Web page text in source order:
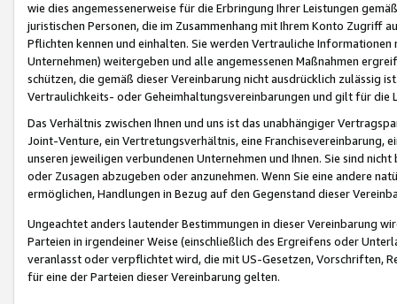
wie dies angemessenerweise für die Erbringung Ihrer Leistungen
juristischen Personen, die im Zusammenhang mit Ihrem Konto
Pflichten kennen und einhalten. Sie werden Vertrauliche
Unternehmen) weitergeben und alle angemessenen Maßnahmen
schützen, die gemäß dieser Vereinbarung nicht ausdrücklich zulässig
Vertraulichkeits- oder Geheimhaltungsvereinbarungen und gilt für die
Das Verhältnis zwischen Ihnen und uns ist das unabhängiger
Joint-Venture, ein Vertretungsverhältnis, eine Franchisevereinbarung,
unseren jeweiligen verbundenen Unternehmen und Ihnen. Sie sind
oder Zusagen abzugeben oder anzunehmen. Wenn Sie eine andere
ermöglichen, Handlungen in Bezug auf den Gegenstand dieser
Ungeachtet anders lautender Bestimmungen in dieser Vereinbarung
Parteien in irgendeiner Weise (einschließlich des Ergreifens oder
veranlasst oder verpflichtet wird, die mit US-Gesetzen, Vorschriften,
für eine der Parteien dieser Vereinbarung gelten.